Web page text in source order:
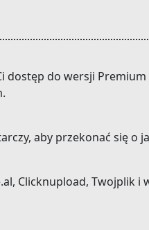
do wersji
aby przekonać się o
Clicknupload, Twojplik i